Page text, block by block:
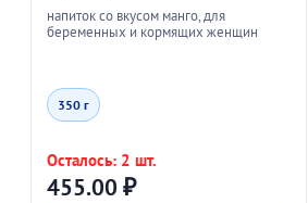
напиток со вкусом манго, для
беременных и кормящих женщин
350 г
455.00₽
Осталось: 2 шт.